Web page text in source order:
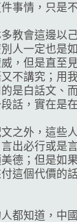
事情，只是
教會這邊以
人一定也是
，但是直至
不講究；用
是白話文、
話，實在是
之外，這些
出必行或是
德；但是如
這個代價的
都知道，中